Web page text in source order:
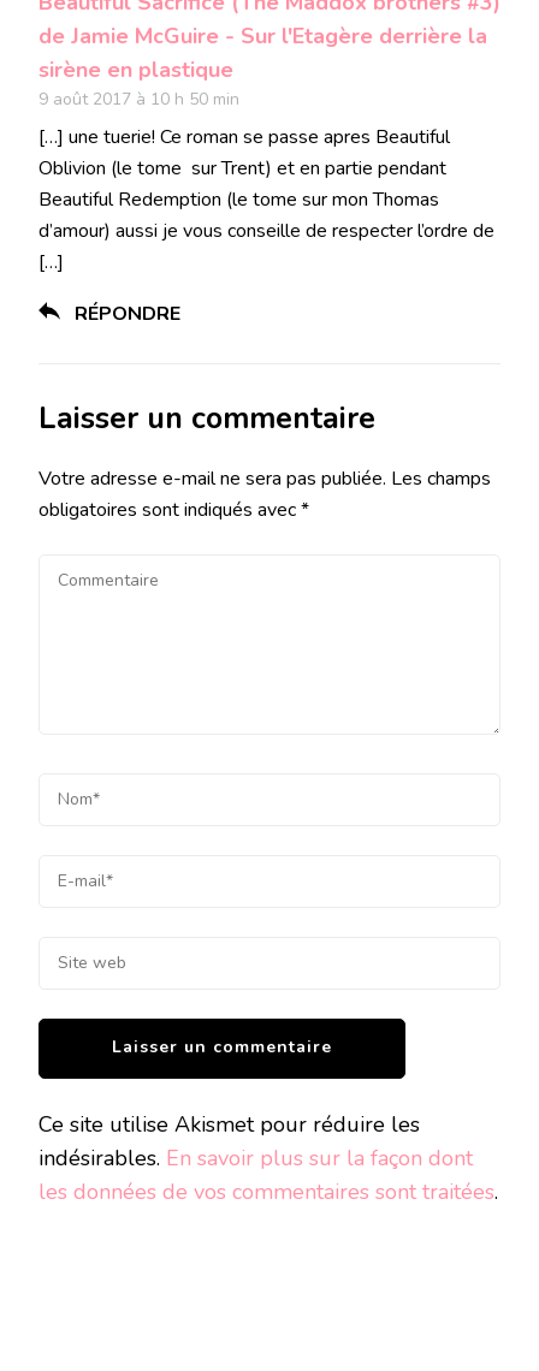
de Jamie McGuire - Sur l'Etagère derrière la
sirène en plastique
9 août 2017 à 10 h 50 min
[…] une tuerie! Ce roman se passe apres Beautiful
Oblivion (le tome sur Trent) et en partie pendant
Beautiful Redemption (le tome sur mon Thomas
d’amour) aussi je vous conseille de respecter l’ordre de
[…]
RÉPONDRE
Laisser un commentaire
Votre adresse e-mail ne sera pas publiée. Les champs
obligatoires sont indiqués avec*
Ce site utilise Akismet pour réduire les
indésirables. En savoir plus sur la façon dont
les données de vos commentaires sont traitées.